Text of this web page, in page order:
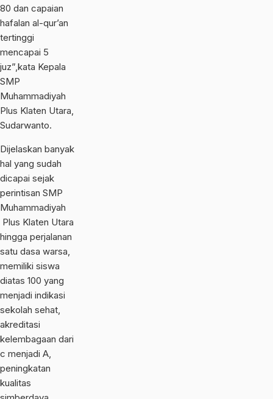
80 dan capaian
hafalan al-qur’an
tertinggi
mencapai 5
juz”,kata Kepala
SMP
Muhammadiyah
Plus Klaten Utara,
Sudarwanto.
Dijelaskan banyak
hal yang sudah
dicapai sejak
perintisan SMP
Muhammadiyah
Plus Klaten Utara
hingga perjalanan
satu dasa warsa,
memiliki siswa
diatas 100 yang
menjadi indikasi
sekolah sehat,
akreditasi
kelembagaan dari
c menjadi A,
peningkatan
kualitas